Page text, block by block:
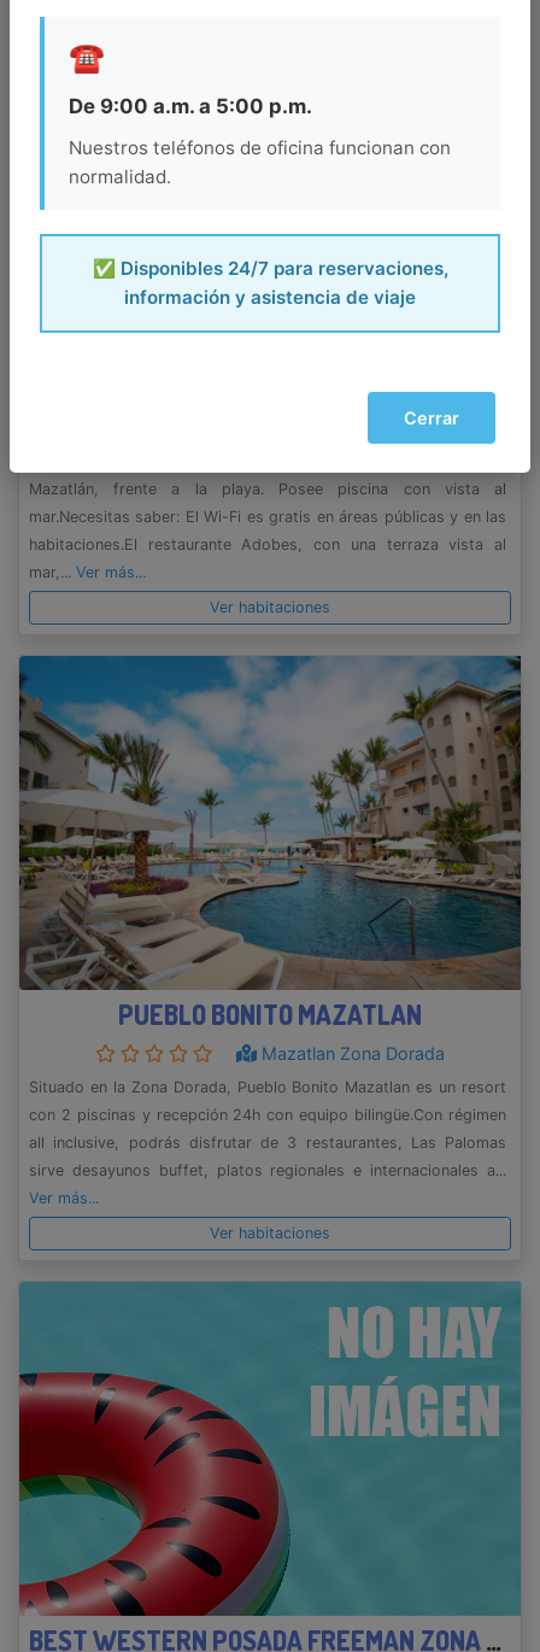
COSTA DE ORO BEACH HOTEL
Mazatlan Zona Dorada
Mazatlán, frente a la playa. Posee piscina con vista al
mar.Necesitas saber: El Wi-Fi es gratis en áreas públicas y en las
habitaciones.El restaurante Adobes, con una terraza vista al
mar,... Ver más...
Ver habitaciones
PUEBLO BONITO MAZATLAN
Mazatlan Zona Dorada
Situado en la Zona Dorada, Pueblo Bonito Mazatlan es un resort
con 2 piscinas y recepción 24h con equipo bilingüe.Con régimen
all inclusive, podrás disfrutar de 3 restaurantes, Las Palomas
sirve desayunos buffet, platos regionales e internacionales a...
Ver más...
Ver habitaciones
BEST WESTERN POSADA FREEMAN ZONA DORADA
☎️
De 9:00 a.m. a 5:00 p.m.
Nuestros teléfonos de oficina funcionan con
normalidad.
✅ Disponibles 24/7 para reservaciones,
información y asistencia de viaje
Cerrar